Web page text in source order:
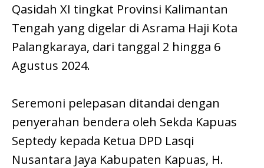
Qasidah XI tingkat Provinsi Kalimantan
Tengah yang digelar di Asrama Haji Kota
Palangkaraya, dari tanggal 2 hingga 6
Agustus 2024.
Seremoni pelepasan ditandai dengan
penyerahan bendera oleh Sekda Kapuas
Septedy kepada Ketua DPD Lasqi
Nusantara Jaya Kabupaten Kapuas, H.